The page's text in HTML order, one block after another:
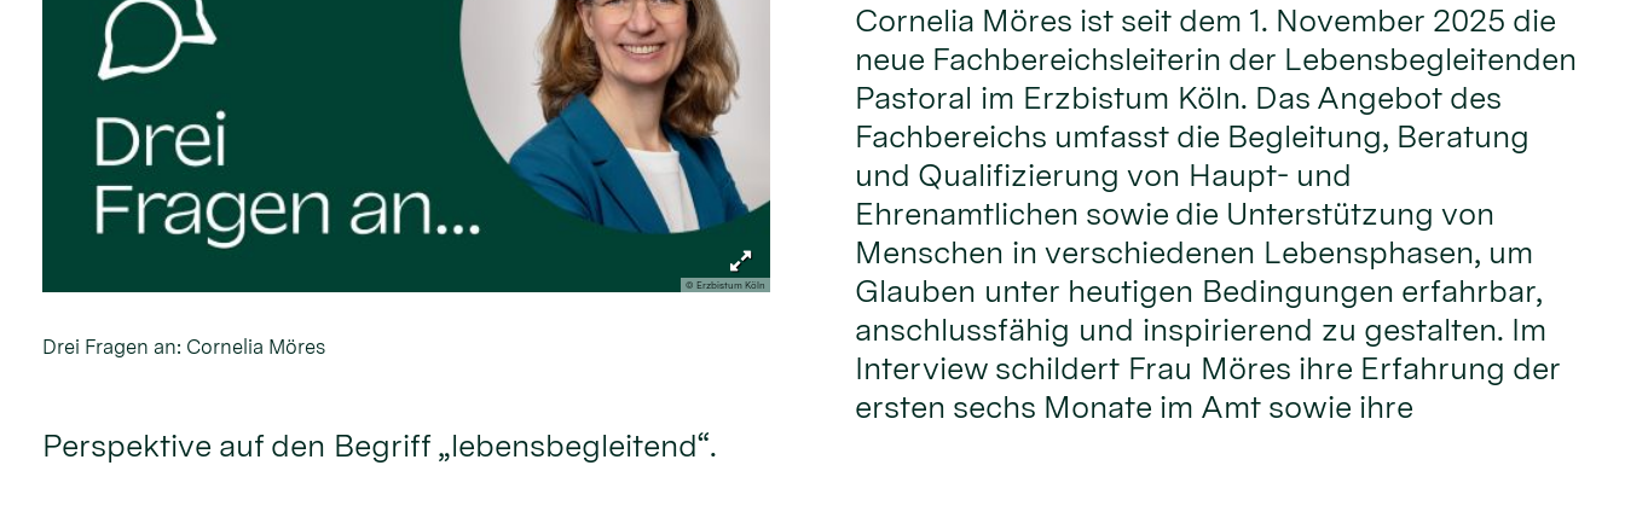
© Erzbistum Köln
Drei Fragen an: Cornelia Möres
Cornelia Möres ist seit dem 1. November 2025 die
neue Fachbereichsleiterin der Lebensbegleitenden
Pastoral im Erzbistum Köln. Das Angebot des
Fachbereichs umfasst die Begleitung, Beratung
und Qualifizierung von Haupt- und
Ehrenamtlichen sowie die Unterstützung von
Menschen in verschiedenen Lebensphasen, um
Glauben unter heutigen Bedingungen erfahrbar,
anschlussfähig und inspirierend zu gestalten. Im
Interview schildert Frau Möres ihre Erfahrung der
ersten sechs Monate im Amt sowie ihre
Perspektive auf den Begriff „lebensbegleitend“.